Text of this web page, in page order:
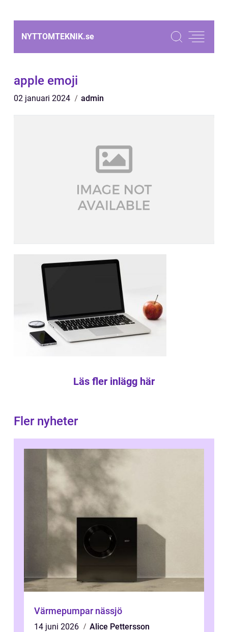
NYTTOMTEKNIK.se
apple emoji
02 januari 2024 admin
Läs fler inlägg här
Fler nyheter
Värmepumpar nässjö
14 juni 2026
Alice Pettersson